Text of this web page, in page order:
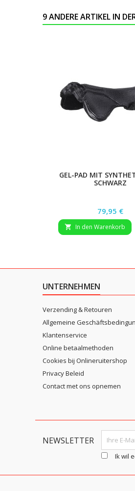
9 ANDERE ARTIKEL IN
GEL-PAD MIT
SCHWARZ
Preis
79,95 €
 In den Warenkorb
UNTERNEHMEN
Verzending & Retouren
Allgemeine
Klantenservice
Online betaalmethoden
Cookies bij Onlineruitershop
Privacy Beleid
Contact met ons opnemen
NEWSLETTER
Ik wil